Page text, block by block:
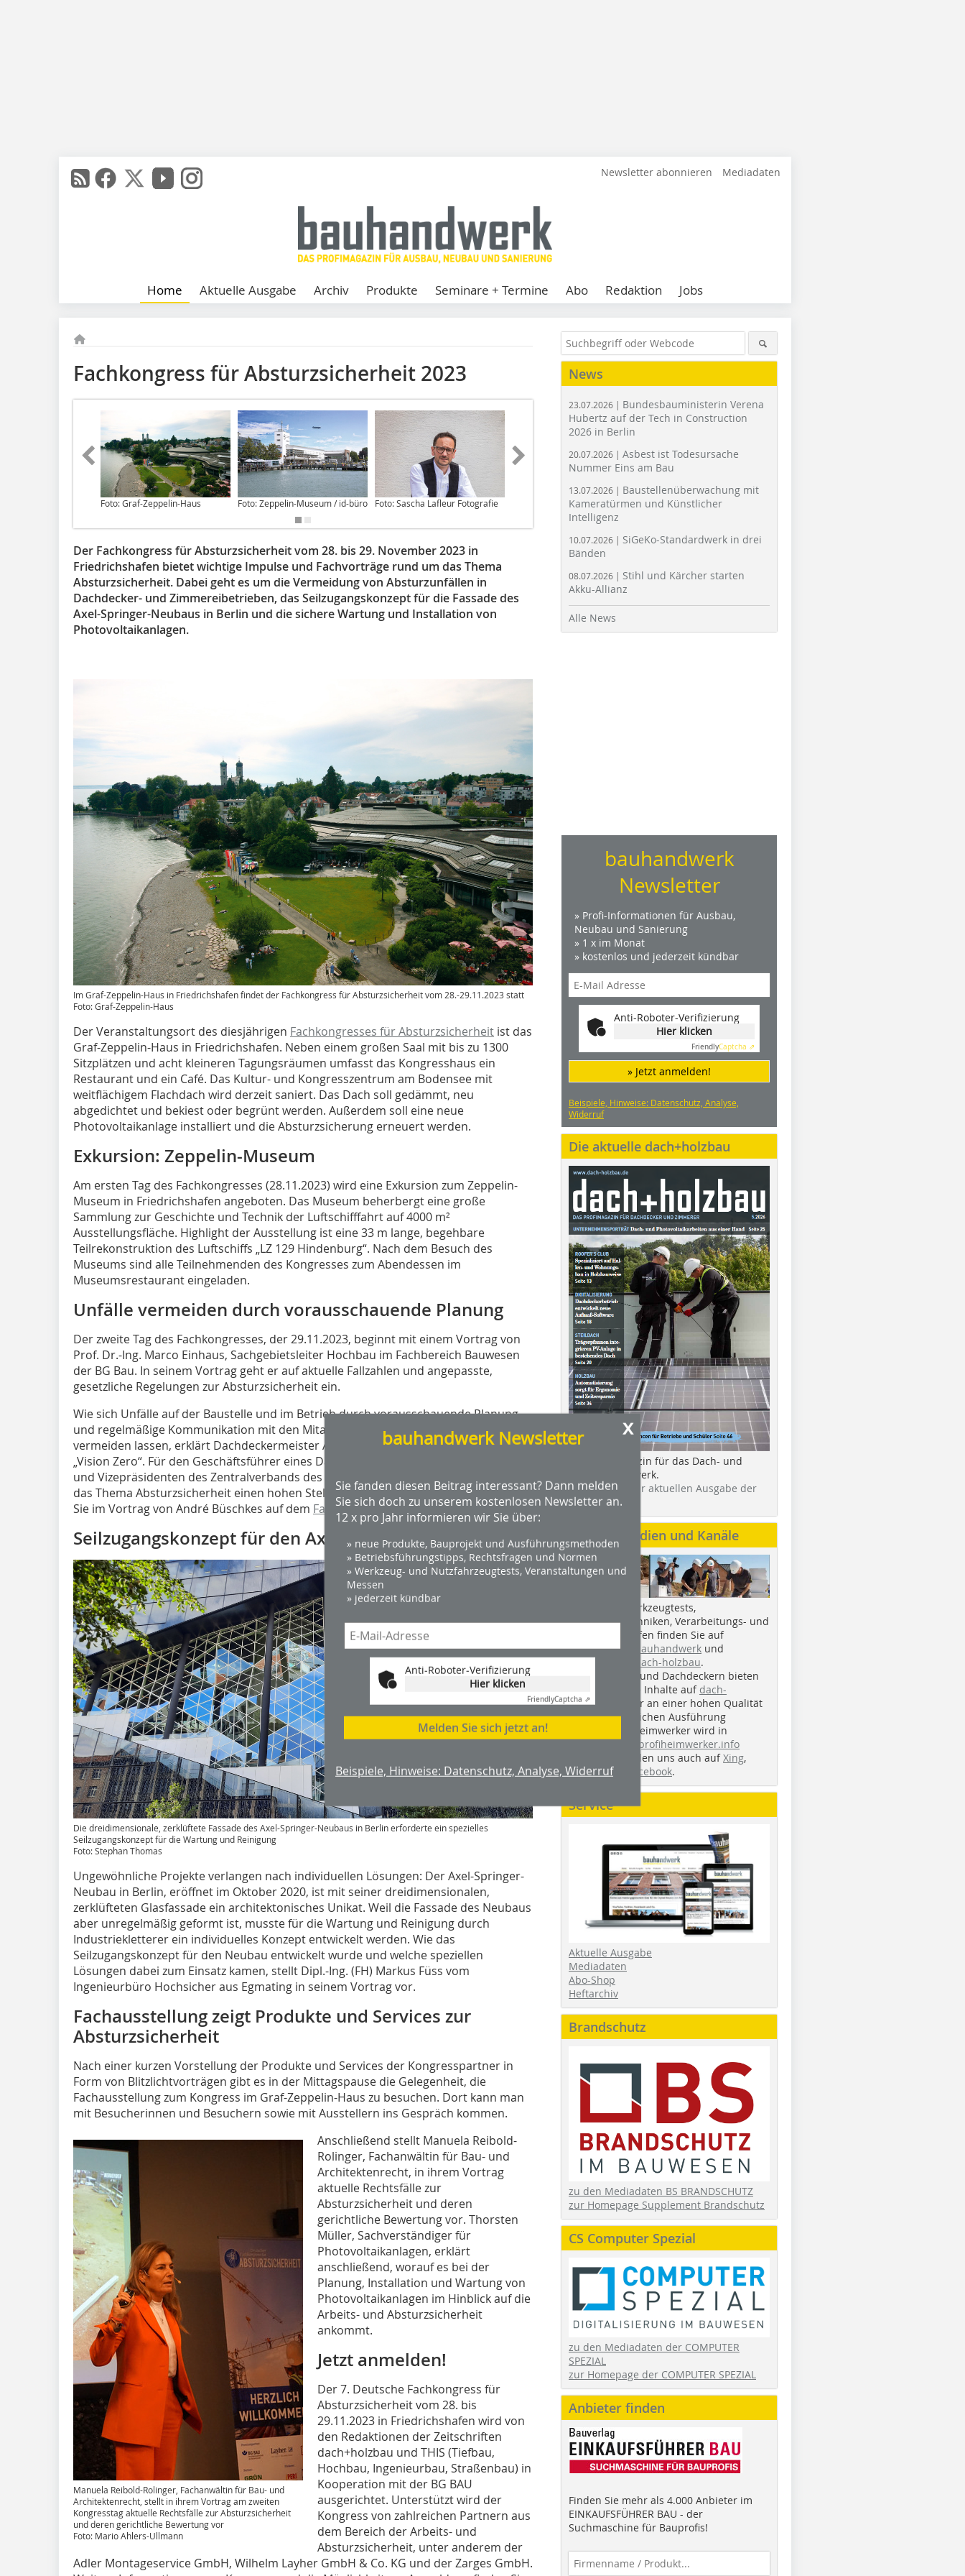
Newsletter abonnieren Mediadaten
Home Aktuelle Ausgabe Archiv Produkte Seminare + Termine Abo Redaktion Jobs
Fachkongress für Absturzsicherheit 2023
Foto: Graf-Zeppelin-Haus Foto: Zeppelin-Museum / id-büro Foto: Sascha Lafleur Fotografie Foto: Mario Ahlers-Ullmann Foto: Stephan Thomas
Der Fachkongress für Absturzsicherheit vom 28. bis 29. November 2023 in
Friedrichshafen bietet wichtige Impulse und Fachvorträge rund um das Thema
Absturzsicherheit. Dabei geht es um die Vermeidung von Absturzunfällen in
Dachdecker- und Zimmereibetrieben, das Seilzugangskonzept für die Fassade des
Axel-Springer-Neubaus in Berlin und die sichere Wartung und Installation von
Photovoltaikanlagen.
Im Graf-Zeppelin-Haus in Friedrichshafen findet der Fachkongress für Absturzsicherheit vom 28.-29.11.2023 statt
Foto: Graf-Zeppelin-Haus
Der Veranstaltungsort des diesjährigen Fachkongresses für Absturzsicherheit ist das
Graf-Zeppelin-Haus in Friedrichshafen. Neben einem großen Saal mit bis zu 1300
Sitzplätzen und acht kleineren Tagungsräumen umfasst das Kongresshaus ein
Restaurant und ein Café. Das Kultur- und Kongresszentrum am Bodensee mit
weitflächigem Flachdach wird derzeit saniert. Das Dach soll gedämmt, neu
abgedichtet und bekiest oder begrünt werden. Außerdem soll eine neue
Photovoltaikanlage installiert und die Absturzsicherung erneuert werden.
Exkursion: Zeppelin-Museum
Am ersten Tag des Fachkongresses (28.11.2023) wird eine Exkursion zum Zeppelin-
Museum in Friedrichshafen angeboten. Das Museum beherbergt eine große
Sammlung zur Geschichte und Technik der Luftschifffahrt auf 4000 m²
Ausstellungsfläche. Highlight der Ausstellung ist eine 33 m lange, begehbare
Teilrekonstruktion des Luftschiffs „LZ 129 Hindenburg“. Nach dem Besuch des
Museums sind alle Teilnehmenden des Kongresses zum Abendessen im
Museumsrestaurant eingeladen.
Unfälle vermeiden durch vorausschauende Planung
Der zweite Tag des Fachkongresses, der 29.11.2023, beginnt mit einem Vortrag von
Prof. Dr.-Ing. Marco Einhaus, Sachgebietsleiter Hochbau im Fachbereich Bauwesen
der BG Bau. In seinem Vortrag geht er auf aktuelle Fallzahlen und angepasste,
gesetzliche Regelungen zur Absturzsicherheit ein.
Wie sich Unfälle auf der Baustelle und im Betrieb durch vorausschauende Planung
und regelmäßige Kommunikation mit den Mitarbeitern und Mitarbeiterinnen
vermeiden lassen, erklärt Dachdeckermeister André Büschkes in seinem Vortrag
„Vision Zero“. Für den Geschäftsführer eines Dachdeckerbetriebs aus Euskirchen
und Vizepräsidenten des Zentralverbands des Deutschen Dachdeckerhandwerks hat
das Thema Absturzsicherheit einen hohen Stellenwert. Warum das so ist, erfahren
Sie im Vortrag von André Büschkes auf dem Fachkongress für Absturzsicherheit.
Seilzugangskonzept für den Axel-Springer-Neubau
Die dreidimensionale, zerklüftete Fassade des Axel-Springer-Neubaus in Berlin erforderte ein spezielles
Seilzugangskonzept für die Wartung und Reinigung
Foto: Stephan Thomas
Ungewöhnliche Projekte verlangen nach individuellen Lösungen: Der Axel-Springer-
Neubau in Berlin, eröffnet im Oktober 2020, ist mit seiner dreidimensionalen,
zerklüfteten Glasfassade ein architektonisches Unikat. Weil die Fassade des Neubaus
aber unregelmäßig geformt ist, musste für die Wartung und Reinigung durch
Industriekletterer ein individuelles Konzept entwickelt werden. Wie das
Seilzugangskonzept für den Neubau entwickelt wurde und welche speziellen
Lösungen dabei zum Einsatz kamen, stellt Dipl.-Ing. (FH) Markus Füss vom
Ingenieurbüro Hochsicher aus Egmating in seinem Vortrag vor.
Fachausstellung zeigt Produkte und Services zur
Absturzsicherheit
Nach einer kurzen Vorstellung der Produkte und Services der Kongresspartner in
Form von Blitzlichtvorträgen gibt es in der Mittagspause die Gelegenheit, die
Fachausstellung zum Kongress im Graf-Zeppelin-Haus zu besuchen. Dort kann man
mit Besucherinnen und Besuchern sowie mit Ausstellern ins Gespräch kommen.
Manuela Reibold-Rolinger, Fachanwältin für Bau- und
Architektenrecht, stellt in ihrem Vortrag am zweiten
Kongresstag aktuelle Rechtsfälle zur Absturzsicherheit
und deren gerichtliche Bewertung vor
Foto: Mario Ahlers-Ullmann
Anschließend stellt Manuela Reibold-
Rolinger, Fachanwältin für Bau- und
Architektenrecht, in ihrem Vortrag
aktuelle Rechtsfälle zur
Absturzsicherheit und deren
gerichtliche Bewertung vor. Thorsten
Müller, Sachverständiger für
Photovoltaikanlagen, erklärt
anschließend, worauf es bei der
Planung, Installation und Wartung von
Photovoltaikanlagen im Hinblick auf die
Arbeits- und Absturzsicherheit
ankommt.
Jetzt anmelden!
Der 7. Deutsche Fachkongress für
Absturzsicherheit vom 28. bis
29.11.2023 in Friedrichshafen wird von
den Redaktionen der Zeitschriften
dach+holzbau und THIS (Tiefbau,
Hochbau, Ingenieurbau, Straßenbau) in
Kooperation mit der BG BAU
ausgerichtet. Unterstützt wird der
Kongress von zahlreichen Partnern aus
dem Bereich der Arbeits- und
Absturzsicherheit, unter anderem der
Adler Montageservice GmbH, Wilhelm Layher GmbH & Co. KG und der Zarges GmbH.
x
bauhandwerk Newsletter
Sie fanden diesen Beitrag interessant? Dann melden
Sie sich doch zu unserem kostenlosen Newsletter an.
12 x pro Jahr informieren wir Sie über:
» neue Produkte, Bauprojekt und Ausführungsmethoden
» Betriebsführungstipps, Rechtsfragen und Normen
» Werkzeug- und Nutzfahrzeugtests, Veranstaltungen und
Messen
» jederzeit kündbar
Anti-Roboter-Verifizierung
Hier klicken
FriendlyCaptcha ⇗
Melden Sie sich jetzt an!
Beispiele, Hinweise: Datenschutz, Analyse, Widerruf
News
23.07.2026 | Bundesbauministerin Verena
Hubertz auf der Tech in Construction
2026 in Berlin
20.07.2026 | Asbest ist Todesursache
Nummer Eins am Bau
13.07.2026 | Baustellenüberwachung mit
Kameratürmen und Künstlicher
Intelligenz
10.07.2026 | SiGeKo-Standardwerk in drei
Bänden
08.07.2026 | Stihl und Kärcher starten
Akku-Allianz
Alle News
bauhandwerk
Newsletter
» Profi-Informationen für Ausbau,
Neubau und Sanierung
» 1 x im Monat
» kostenlos und jederzeit kündbar
Anti-Roboter-Verifizierung
Hier klicken
FriendlyCaptcha ⇗
» Jetzt anmelden!
Beispiele, Hinweise: Datenschutz, Analyse,
Widerruf
Die aktuelle dach+holzbau
Das Profimagazin für das Dach- und
Holzbauhandwerk.
Hier geht es zur aktuellen Ausgabe der
dach+holzbau.
Weitere Medien und Kanäle
Videos von Werkzeugtests,
Handwerkstechniken, Verarbeitungs- und
Montageabläufen finden Sie auf
youtube.com/bauhandwerk und
youtube.com/dach-holzbau.
Zimmerleuten und Dachdeckern bieten
wir spannende Inhalte auf dach-
holzbau.de
, der an einer hohen Qualität
der handwerklichen Ausführung
interessierte Heimwerker wird in
unserem Blog
profiheimwerker.info
fündig. Sie finden uns auch aufXing,
Twitterund Facebook.
Service
Aktuelle Ausgabe
Mediadaten
Abo-Shop
Heftarchiv
Brandschutz
zu den Mediadaten BS BRANDSCHUTZ
zur Homepage Supplement Brandschutz
CS Computer Spezial
zu den Mediadaten der COMPUTER
SPEZIAL
zur Homepage der COMPUTER SPEZIAL
Anbieter finden
Finden Sie mehr als 4.000 Anbieter im
EINKAUFSFÜHRER BAU - der
Suchmaschine für Bauprofis!